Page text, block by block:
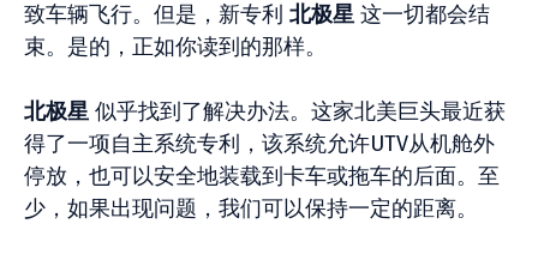
致车辆飞行。但是，新专利 北极星 这一切都会结
束。是的，正如你读到的那样。
北极星 似乎找到了解决办法。这家北美巨头最近获
得了一项自主系统专利，该系统允许UTV从机舱外
停放，也可以安全地装载到卡车或拖车的后面。至
少，如果出现问题，我们可以保持一定的距离。